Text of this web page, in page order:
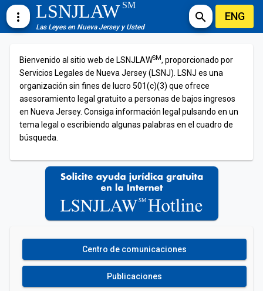
more_vert LSNJLAWSM
Las Leyes en Nueva Jersey y Usted
search ENG
Bienvenido al sitio web de LSNJLAWSM, proporcionado por
Servicios Legales de Nueva Jersey (LSNJ). LSNJ es una
organización sin fines de lucro 501(c)(3) que ofrece
asesoramiento legal gratuito a personas de bajos ingresos
en Nueva Jersey. Consiga información legal pulsando en un
tema legal o escribiendo algunas palabras en el cuadro de
búsqueda.
Centro de comunicaciones
Publicaciones